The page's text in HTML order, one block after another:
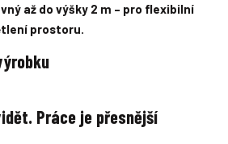
až do výšky 2 m – pro flexibilní
prostoru.
Práce je přesnější